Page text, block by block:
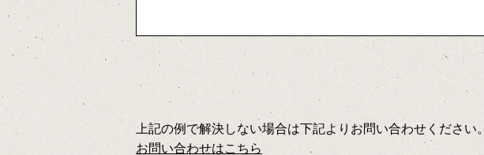
上記の例で解決しない場合は下記よりお問い合わせください。
お問い合わせはこちら